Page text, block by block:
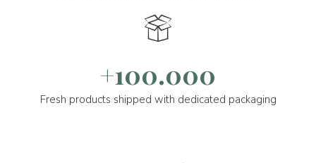
+100.000
Fresh products shipped with dedicated packaging